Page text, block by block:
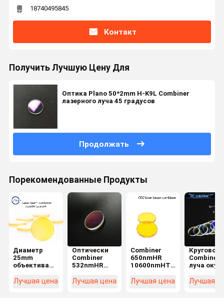
18740495845
Контакт
Получить Лучшую Цену Для
Оптика Plano 50*2mm H-K9L Combiner
лазерного луча 45 градусов
Продолжать
Порекомендованные Продукты
Диаметр
25mm
объектива
лазерного
Лучшая цена
Оптически
Combiner
532nmHR
лазерного
Лучшая цена
Combiner
650nmHR
10600nmHT
20*2mm Znse
Лучшая цена
Круговой
Combiner
луча
Plano 3X
Лучшая